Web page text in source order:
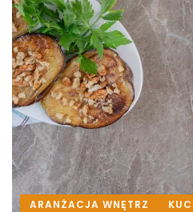
ARANŻACJA WNĘTRZ